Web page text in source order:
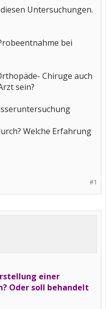
Untersuchungen.
bei
Chiruge auch
sein?
Welche Erfahrung
#1
einer
Oder soll behandelt